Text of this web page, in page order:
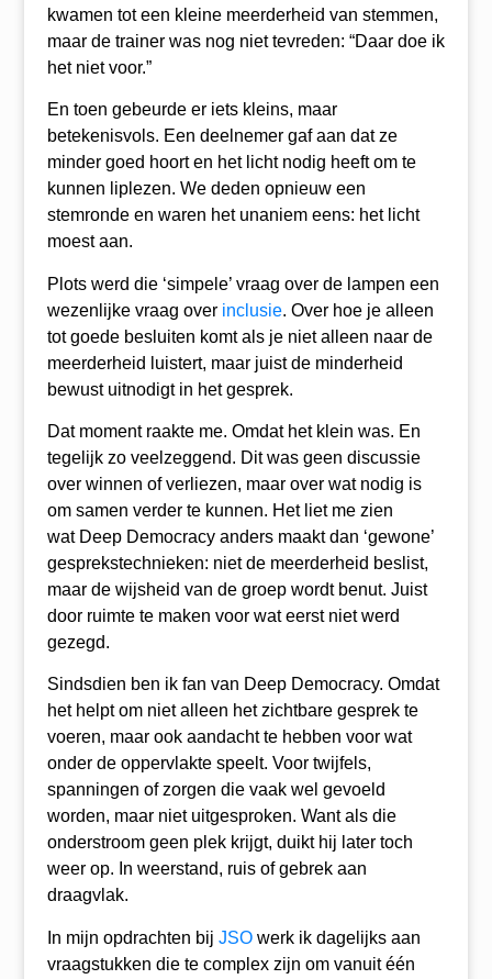
kwamen tot een kleine meerderheid van stemmen,
maar de trainer was nog niet tevreden: “Daar doe ik
het niet voor.”
En toen gebeurde er iets kleins, maar
betekenisvols. Een deelnemer gaf aan dat ze
minder goed hoort en het licht nodig heeft om te
kunnen liplezen. We deden opnieuw een
stemronde en waren het unaniem eens: het licht
moest aan.
Plots werd die ‘simpele’ vraag over de lampen een
wezenlijke vraag over inclusie. Over hoe je alleen
tot goede besluiten komt als je niet alleen naar de
meerderheid luistert, maar juist de minderheid
bewust uitnodigt in het gesprek.
Dat moment raakte me. Omdat het klein was. En
tegelijk zo veelzeggend. Dit was geen discussie
over winnen of verliezen, maar over wat nodig is
om samen verder te kunnen. Het liet me zien
wat Deep Democracy anders maakt dan ‘gewone’
gesprekstechnieken: niet de meerderheid beslist,
maar de wijsheid van de groep wordt benut. Juist
door ruimte te maken voor wat eerst niet werd
gezegd.
Sindsdien ben ik fan van Deep Democracy. Omdat
het helpt om niet alleen het zichtbare gesprek te
voeren, maar ook aandacht te hebben voor wat
onder de oppervlakte speelt. Voor twijfels,
spanningen of zorgen die vaak wel gevoeld
worden, maar niet uitgesproken. Want als die
onderstroom geen plek krijgt, duikt hij later toch
weer op. In weerstand, ruis of gebrek aan
draagvlak.
In mijn opdrachten bij JSOwerk ik dagelijks aan
vraagstukken die te complex zijn om vanuit één